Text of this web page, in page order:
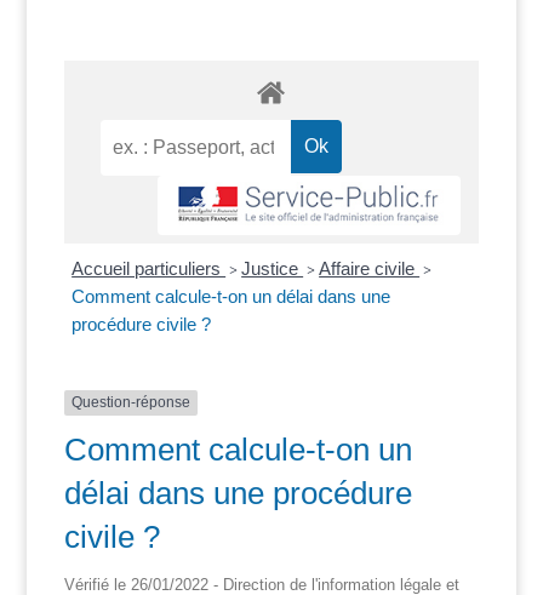
Accueil particuliers > Justice > Affaire civile >
Comment calcule-t-on un délai dans une
procédure civile ?
Question-réponse
Comment calcule-t-on un
délai dans une procédure
civile ?
Vérifié le 26/01/2022 - Direction de l'information légale et